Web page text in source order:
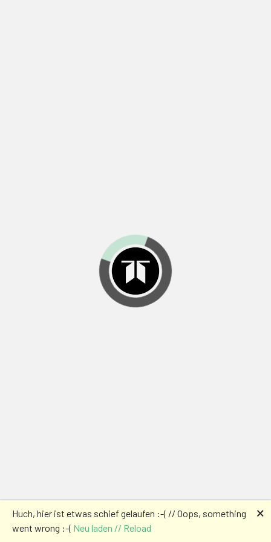
Huch, hier ist etwas schief gelaufen :-( // Oops, something
went wrong :-( Neu laden // Reload
🗙